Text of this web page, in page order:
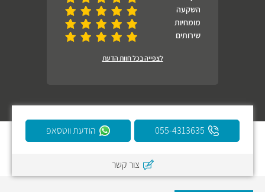
השקעה
מומחיות
שירותים
לצפייה בכל חוות הדעת
055-4313635 הודעת ווטסאפ
צור קשר